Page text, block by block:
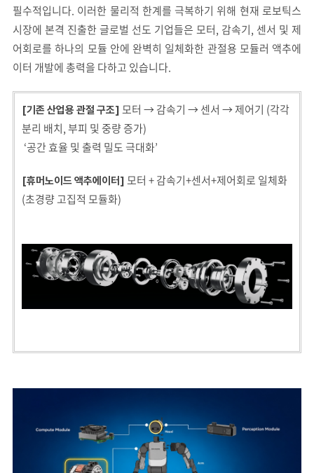
필수적입니다. 이러한 물리적 한계를 극복하기 위해 현재 로보틱스
시장에 본격 진출한 글로벌 선도 기업들은 모터, 감속기, 센서 및 제
어회로를 하나의 모듈 안에 완벽히 일체화한 관절용 모듈러 액추에
이터 개발에 총력을 다하고 있습니다.
[기존 산업용 관절 구조] 모터 → 감속기 → 센서 → 제어기 (각각
분리 배치, 부피 및 중량 증가)
‘공간 효율 및 출력 밀도 극대화’
[휴머노이드 액추에이터] 모터 + 감속기+센서+제어회로 일체화
(초경량 고집적 모듈화)